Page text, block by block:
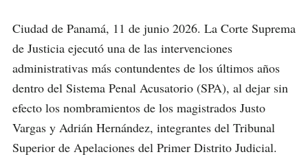
Ciudad de Panamá, 11 de junio 2026. La Corte Suprema
de Justicia ejecutó una de las intervenciones
administrativas más contundentes de los últimos años
dentro del Sistema Penal Acusatorio (SPA), al dejar sin
efecto los nombramientos de los magistrados Justo
Vargas y Adrián Hernández, integrantes del Tribunal
Superior de Apelaciones del Primer Distrito Judicial.